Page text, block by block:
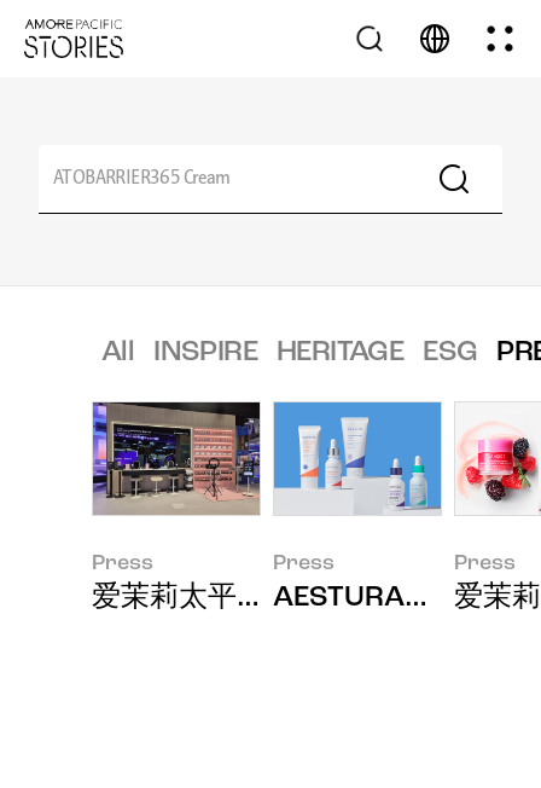
All INSPIRE HERITAGE ESG
Press
爱茉莉太平洋携手三星电子亮相
Press
AESTURA（瑷丝特
Press
爱茉